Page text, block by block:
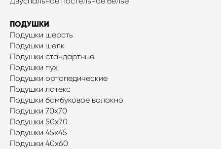
ПОДУШКИ
Подушки шерсть
Подушки шелк
Подушки стандартные
Подушки пух
Подушки ортопедические
Подушки латекс
Подушки бамбуковое волокно
Подушки 70x70
Подушки 50x70
Подушки 45x45
Подушки 40х60